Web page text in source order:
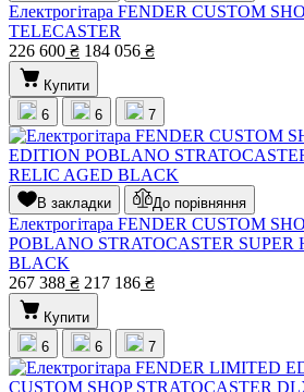
Електрогітара FENDER CUSTOM
TELECASTER
226 600 ₴ 184 056 ₴
Купити
6
6 7
В закладки До порівняння
Електрогітара FENDER CUSTOM
POBLANO STRATOCASTER SUPER
BLACK
267 388 ₴ 217 186 ₴
Купити
6
6 7